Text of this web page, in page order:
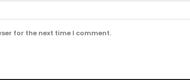
for the next time I comment.